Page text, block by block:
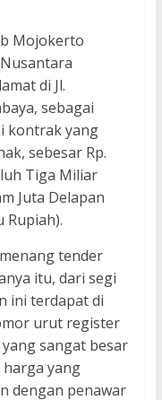
Mojokerto
di Jl.
sebagai
kontrak yang
sebesar Rp.
Tiga Miliar
Juta Delapan
Rupiah).
tender
itu, dari segi
ini terdapat di
urut register
sangat besar
yang
dengan penawar